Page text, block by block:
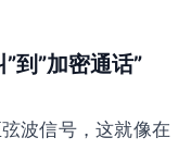
到”加密通话”
波信号，这就像在